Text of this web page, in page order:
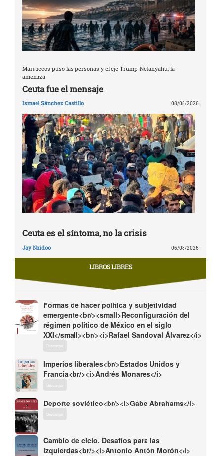
Marruecos puso las personas y el eje Trump-Netanyahu, la
amenaza
Ceuta fue el mensaje
Ismael Sánchez Castillo 08/08/2026
Ceuta es el síntoma, no la crisis
Jay Naidoo 06/08/2026
LIBROS LIBRES
Formas de hacer política y subjetividad
emergente<br/><small>Reconfiguración del
régimen político de México en el siglo
XXI</small><br/><i>Rafael Sandoval Álvarez</i>
Descargar
Imperios liberales<br/>Estados Unidos y
Francia<br/><i>Andrés Monares</i>
Descargar
Deporte soviético<br/><i>Gabe Abrahams</i>
Descargar
Cambio de ciclo. Desafíos para las
izquierdas<br/><i>Antonio Antón Morón</i>